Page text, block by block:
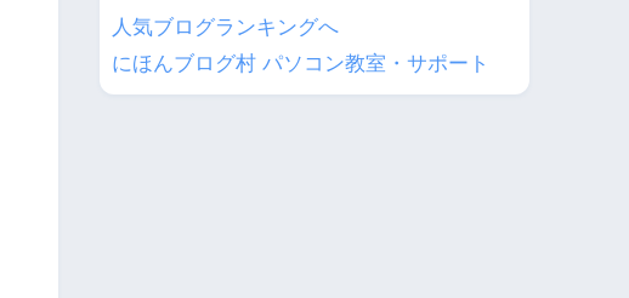
人気ブログランキングへ
にほんブログ村 パソコン教室・サポート